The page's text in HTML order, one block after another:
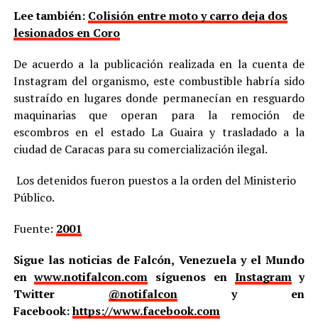
Lee también: Colisión entre moto y carro deja dos
lesionados en Coro
De acuerdo a la publicación realizada en la cuenta de
Instagram del organismo, este combustible habría sido
sustraído en lugares donde permanecían en resguardo
maquinarias que operan para la remoción de
escombros en el estado La Guaira y trasladado a la
ciudad de Caracas para su comercialización ilegal.
Los detenidos fueron puestos a la orden del Ministerio
Público.
Fuente: 2001
Sigue las noticias de Falcón, Venezuela y el Mundo
enwww.notifalcon.com síguenos en Instagramy
Twitter @notifalcony en
Facebook:https://www.facebook.com